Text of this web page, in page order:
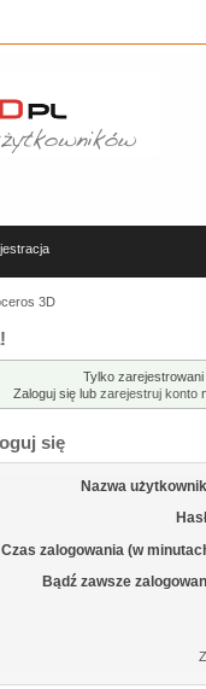
3D
Tylko
Zaloguj się lub zarejestruj konto
się
Nazwa
Czas zalogowania (w
Bądź zawsze